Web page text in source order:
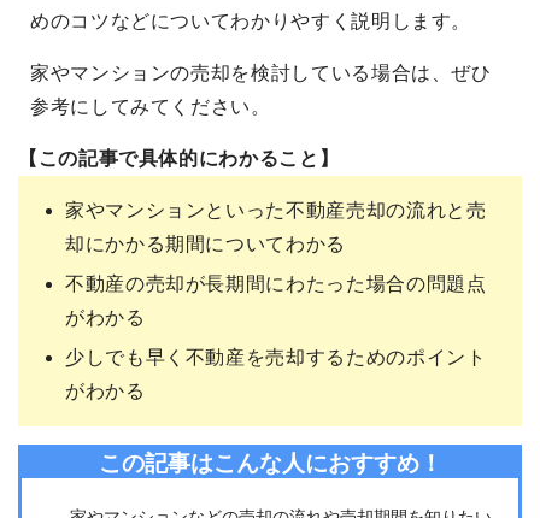
めのコツなどについてわかりやすく説明します。
家やマンションの売却を検討している場合は、ぜひ
参考にしてみてください。
【この記事で具体的にわかること】
家やマンションといった不動産売却の流れと売
却にかかる期間についてわかる
不動産の売却が長期間にわたった場合の問題点
がわかる
少しでも早く不動産を売却するためのポイント
がわかる
この記事はこんな人におすすめ！